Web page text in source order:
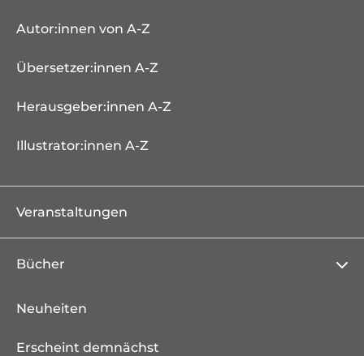
Autor:innen von A-Z
Übersetzer:innen A-Z
Herausgeber:innen A-Z
Illustrator:innen A-Z
Veranstaltungen
Bücher
Neuheiten
Erscheint demnächst